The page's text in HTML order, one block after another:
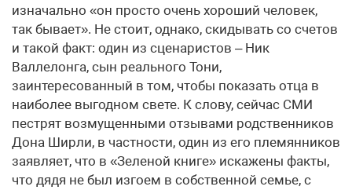
изначально «он просто очень хороший человек,
так бывает». Не стоит, однако, скидывать со счетов
и такой факт: один из сценаристов – Ник
Валлелонга, сын реального Тони,
заинтересованный в том, чтобы показать отца в
наиболее выгодном свете. К слову, сейчас СМИ
пестрят возмущенными отзывами родственников
Дона Ширли, в частности, один из его племянников
заявляет, что в «Зеленой книге» искажены факты,
что дядя не был изгоем в собственной семье, с